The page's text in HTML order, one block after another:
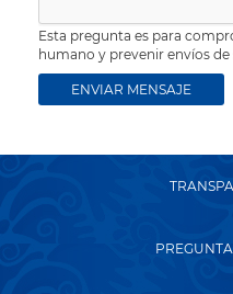
Esta pregunta es para
humano y prevenir envíos